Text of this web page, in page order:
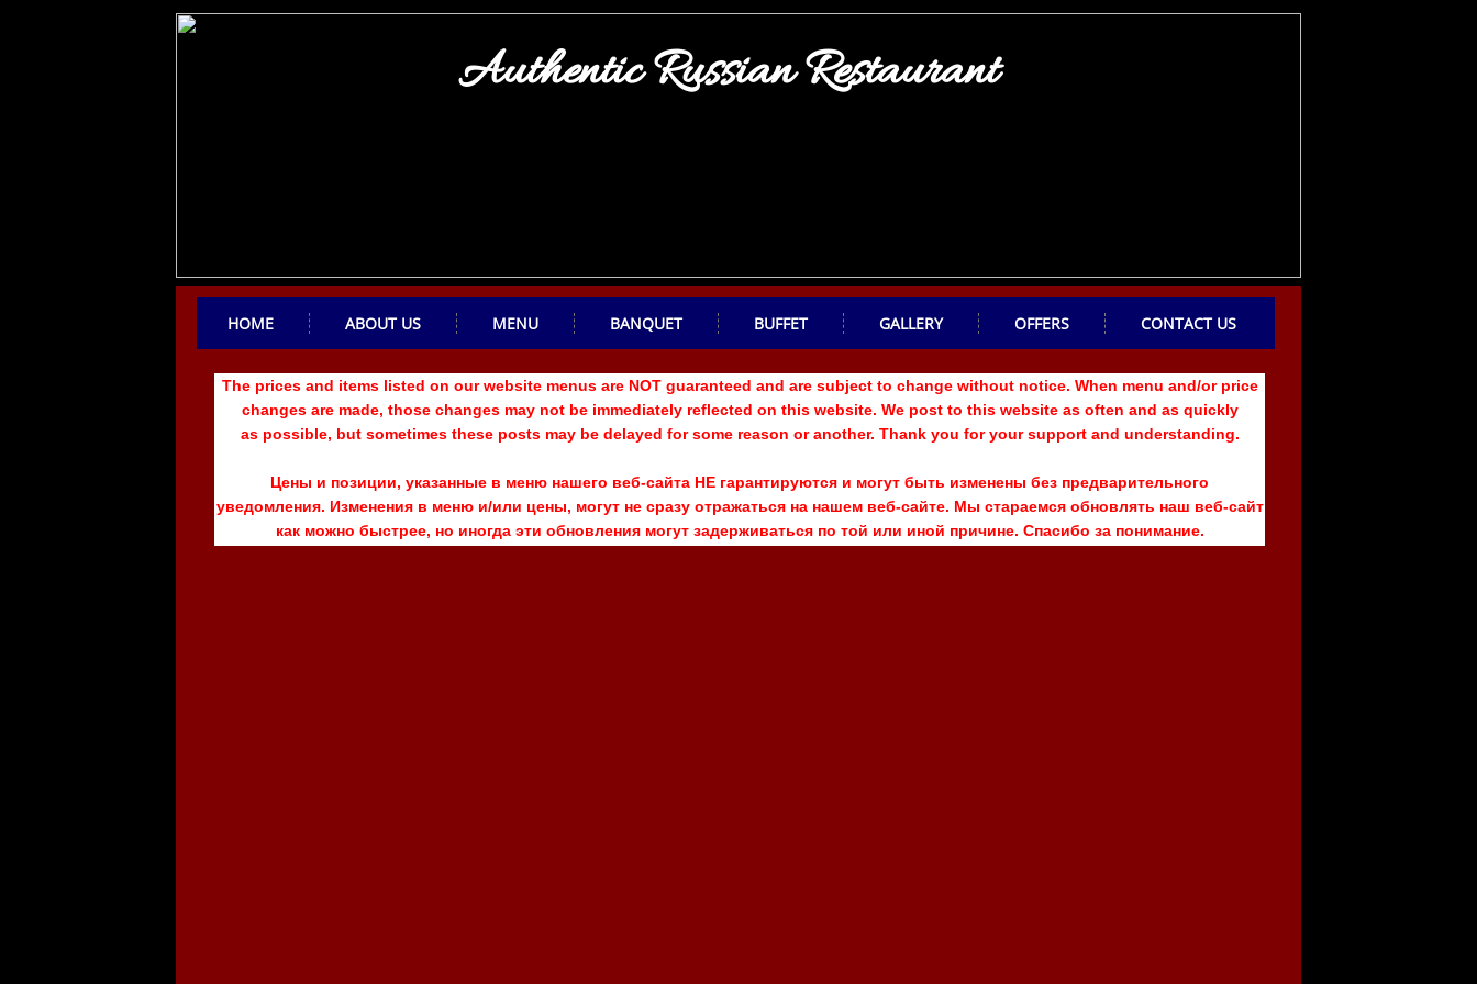
HOME ABOUT US MENU BANQUET BUFFET GALLERY OFFERS CONTACT US
Authentic Russian Restaurant
The prices and items listed on our website menus are NOT guaranteed and are subject to change without notice. When menu and/or price
changes are made, those changes may not be immediately reflected on this website. ​We post to this website as often and as quickly
​as possible, but sometimes these posts may be delayed for some reason or another. Thank you for your support and understanding.
Цены и позиции, указанные в меню нашего веб-сайта НЕ гарантируются и могут быть изменены без предварительного
уведомления. Изменения в меню и/или цены, могут не сразу отражаться на нашем веб-сайте. Мы стараемся обновлять наш веб-сайт
как можно быстрее, но иногда эти обновления могут задерживаться по той или иной причине. Спасибо за понимание.